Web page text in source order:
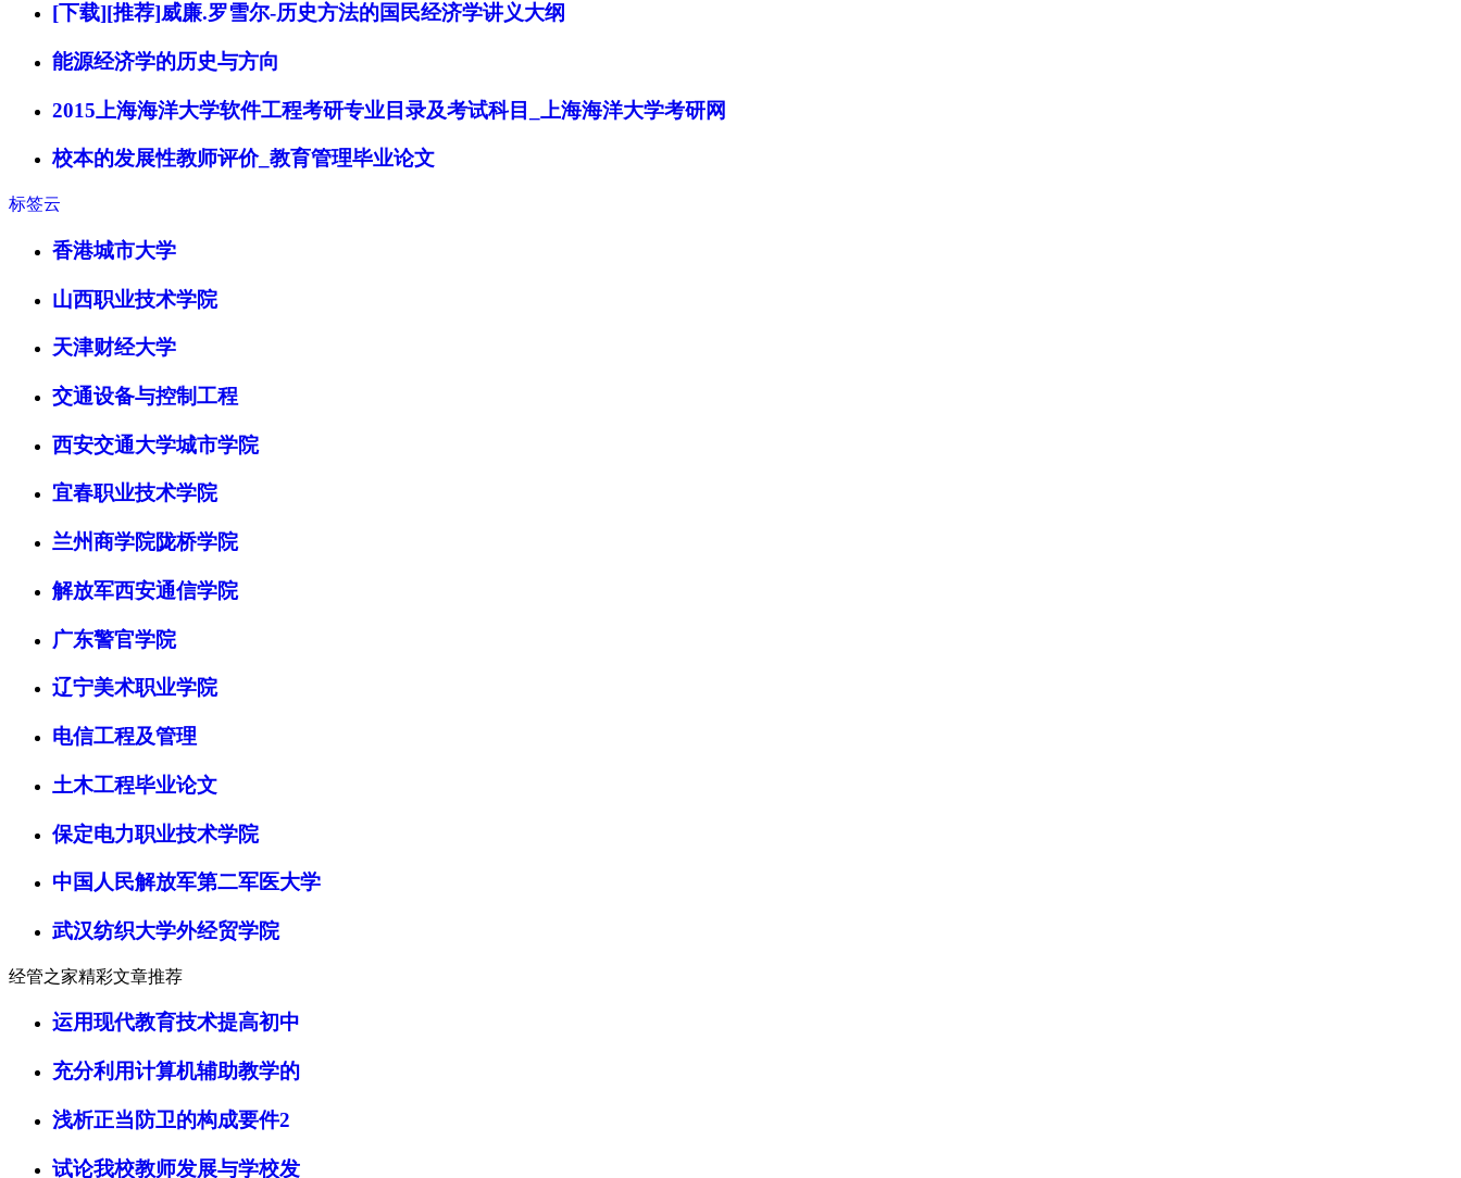
[下载][推荐]威廉.罗雪尔-历史方法的国民经济学讲义大纲
能源经济学的历史与方向
2015上海海洋大学软件工程考研专业目录及考试科目_上海海洋大学考研网
校本的发展性教师评价_教育管理毕业论文
标签云
香港城市大学
山西职业技术学院
天津财经大学
交通设备与控制工程
西安交通大学城市学院
宜春职业技术学院
兰州商学院陇桥学院
解放军西安通信学院
广东警官学院
辽宁美术职业学院
电信工程及管理
土木工程毕业论文
保定电力职业技术学院
中国人民解放军第二军医大学
武汉纺织大学外经贸学院
经管之家精彩文章推荐
运用现代教育技术提高初中
充分利用计算机辅助教学的
浅析正当防卫的构成要件2
试论我校教师发展与学校发